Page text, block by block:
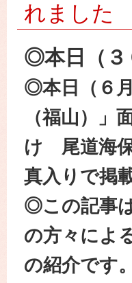
れました
◎本日（３
◎本日（６
（福山）」
け 尾道海
真入りで掲
◎この記事
の方々によ
の紹介です。